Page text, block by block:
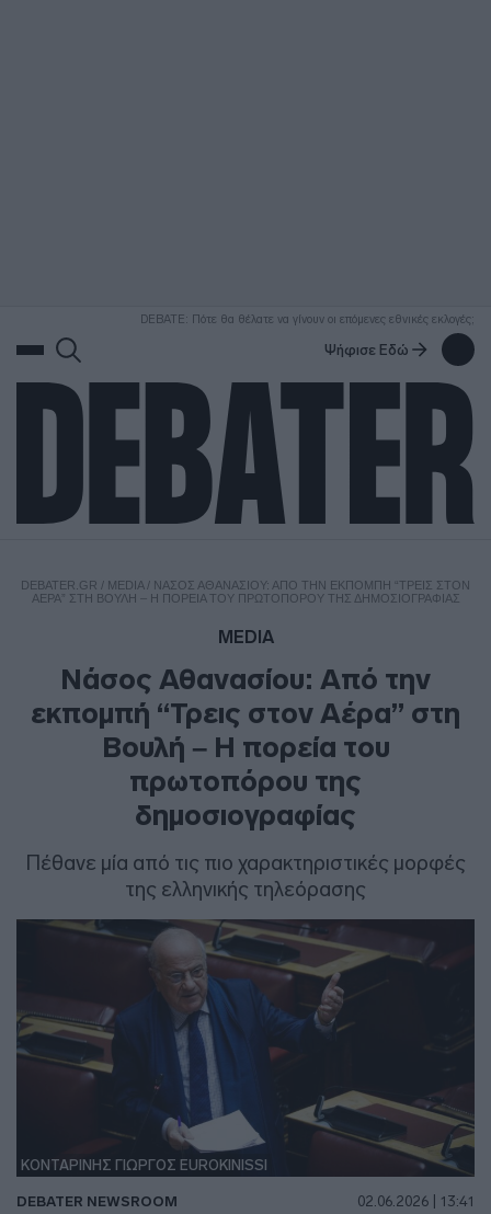
DEBATE: Πότε θα θέλατε να γίνουν οι επόμενες εθνικές εκλογές;
Ψήφισε Εδώ
DEBATER.GR / MEDIA/ ΝΆΣΟΣ ΑΘΑΝΑΣΊΟΥ: ΑΠΌ ΤΗΝ ΕΚΠΟΜΠΉ “ΤΡΕΙΣ ΣΤΟΝ
ΑΈΡΑ” ΣΤΗ ΒΟΥΛΉ – Η ΠΟΡΕΊΑ ΤΟΥ ΠΡΩΤΟΠΌΡΟΥ ΤΗΣ ΔΗΜΟΣΙΟΓΡΑΦΊΑΣ
MEDIA
Νάσος Αθανασίου: Από την
εκπομπή “Τρεις στον Αέρα” στη
Βουλή – Η πορεία του
πρωτοπόρου της
δημοσιογραφίας
Πέθανε μία από τις πιο χαρακτηριστικές μορφές
της ελληνικής τηλεόρασης
ΚΟΝΤΑΡΙΝΗΣ ΓΙΩΡΓΟΣ EUROKINISSI
DEBATER NEWSROOM 02.06.2026 | 13:41